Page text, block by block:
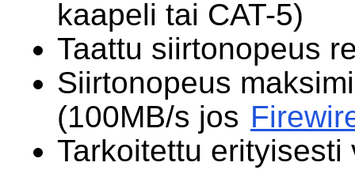
kaapeli tai CAT-5)
Taattu siirtonopeus
Siirtonopeus
(100MB/s jos
Tarkoitettu erityisesti